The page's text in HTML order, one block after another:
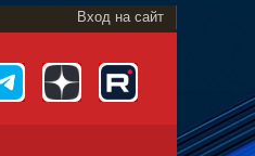
Вход на сайт